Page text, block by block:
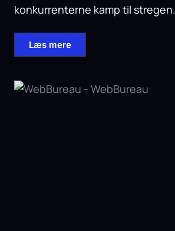
konkurrenterne kamp til stregen.
Læs mere